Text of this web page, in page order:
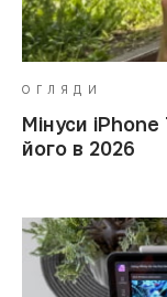
ОГЛЯДИ
Мінуси
його в 2026